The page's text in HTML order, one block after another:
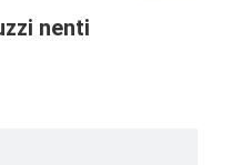
nenti